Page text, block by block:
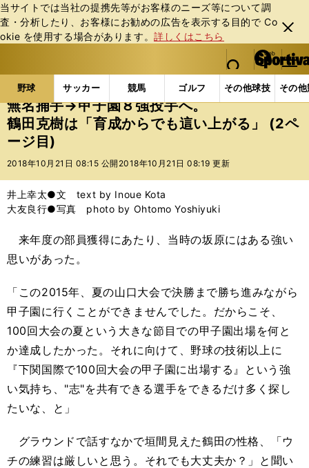
当サイトでは当社の提携先等がお客様のニーズ等について調
査・分析したり、お客様にお勧めの広告を表⽰する⽬的で Co
okie を使⽤する場合があります。詳しくはこちら
閉じ
る
web Sportiva (webスポルティーバ)
検索
マイペ
ー
ジ
メニュ
野球 サッカー 競馬 ゴルフ その他球技 その
b
ス
ポ
ル
テ
ー
バ
野球の記事一覧 高校野球他 無名捕手→甲子園８強
無名捕手→甲子園８強投手へ。
鶴田克樹は「育成からでも這い上がる」 (2ペ
ージ目)
2018年10月21日 08:15 公開 2018年10月21日 08:19 更新
井上幸太●文 text by Inoue Kota
大友良行●写真 photo by Ohtomo Yoshiyuki
来年度の部員獲得にあたり、当時の坂原にはある強い
思いがあった。
「この2015年、夏の山口大会で決勝まで勝ち進みながら
甲子園に行くことができませんでした。だからこそ、
100回大会の夏という大きな節目での甲子園出場を何と
か達成したかった。それに向けて、野球の技術以上に
『下関国際で100回大会の甲子園に出場する』という強
い気持ち、"志"を共有できる選手をできるだけ多く探し
たいな、と」
グラウンドで話すなかで垣間見えた鶴田の性格、「ウ
チの練習は厳しいと思う。それでも大丈夫か？」と聞い